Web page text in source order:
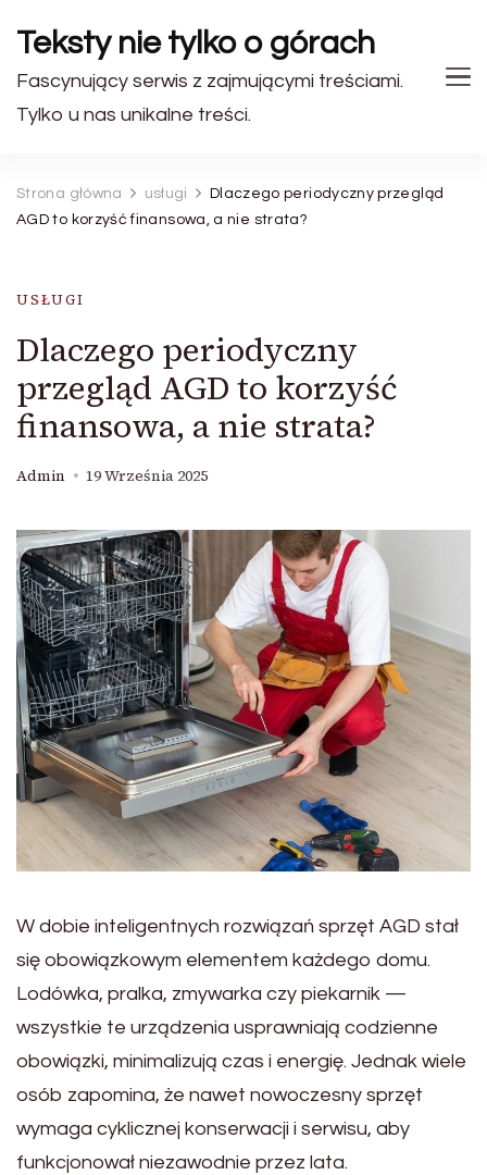
Teksty nie tylko o górach
Fascynujący serwis z zajmującymi treściami.
Tylko u nas unikalne treści.
Strona główna usługi
Dlaczego periodyczny przegląd
AGD to korzyść finansowa, a nie strata?
USŁUGI
Dlaczego periodyczny
przegląd AGD to korzyść
finansowa, a nie strata?
Admin 19 Września 2025
W dobie inteligentnych rozwiązań sprzęt AGD stał
się obowiązkowym elementem każdego domu.
Lodówka, pralka, zmywarka czy piekarnik —
wszystkie te urządzenia usprawniają codzienne
obowiązki, minimalizują czas i energię. Jednak wiele
osób zapomina, że nawet nowoczesny sprzęt
wymaga cyklicznej konserwacji i serwisu, aby
funkcjonował niezawodnie przez lata.